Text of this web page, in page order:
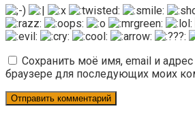
Сохранить моё имя, email и адрес
браузере для последующих моих